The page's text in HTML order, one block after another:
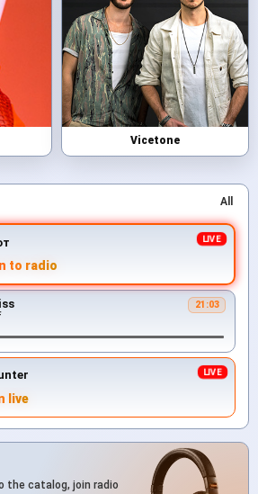
Vicetone
All
to radio
21:03
live
the catalog, join radio